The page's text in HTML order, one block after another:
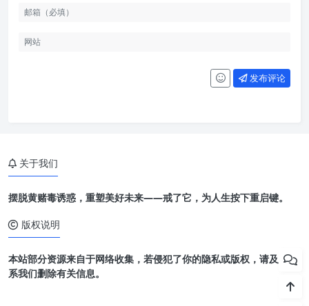
发布评论
关于我们
摆脱黄赌毒诱惑，重塑美好未来——戒了它，为人生按下重启键。
版权说明
本站部分资源来自于网络收集，若侵犯了你的隐私或版权，请及时联
系我们删除有关信息。